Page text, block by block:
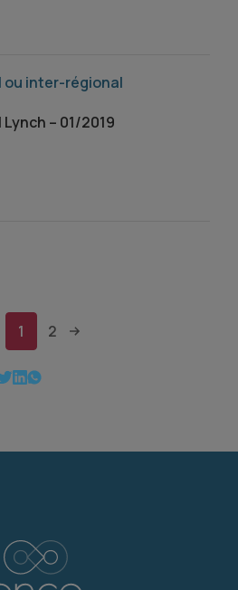
inter-régional
– 01/2019
1 2